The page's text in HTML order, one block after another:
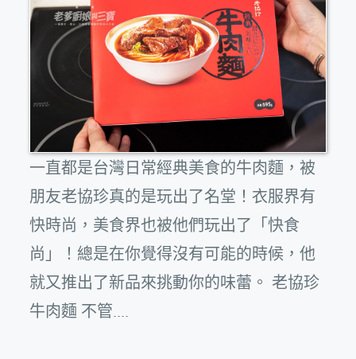
一直都是台灣日常經典美食的牛肉麵，被
朋友老協珍真的是玩出了名堂！衣服界有
快時尚，美食界也被他們玩出了「快食
尚」！總是在你覺得沒有可能的時候，他
就又推出了新品來挑動你的味蕾。 老協珍
牛肉麵 不管....